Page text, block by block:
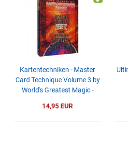
Kartentechniken - Master
Card Technique Volume 3 by
World's Greatest Magic -
14,95 EUR